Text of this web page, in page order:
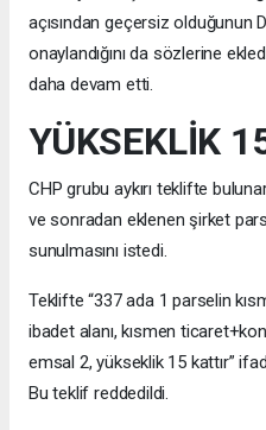
açısından geçersiz olduğunun
onaylandığını da sözlerine
daha devam etti.
YÜKSEKLİK
CHP grubu aykırı teklifte
ve sonradan eklenen şirket
sunulmasını istedi.
Teklifte “337 ada 1 parselin
ibadet alanı, kısmen
emsal 2, yükseklik 15 kattır”
Bu teklif reddedildi.